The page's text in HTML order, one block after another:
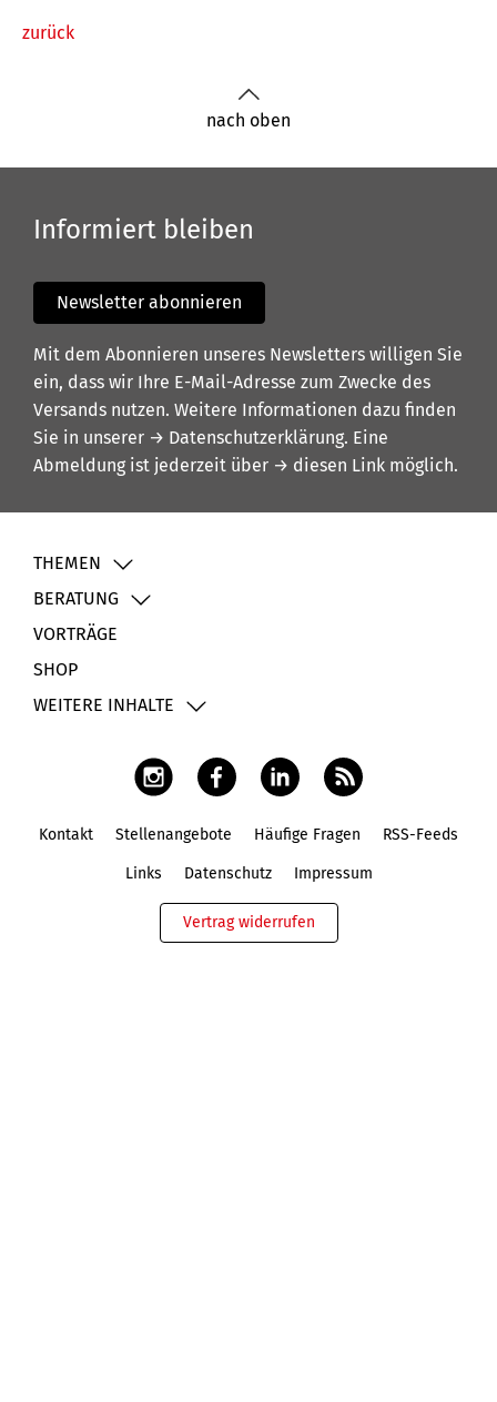
zurück
nach oben
Informiert bleiben
Newsletter abonnieren
Mit dem Abonnieren unseres Newsletters willigen Sie
ein, dass wir Ihre E-Mail-Adresse zum Zwecke des
Versands nutzen. Weitere Informationen dazu finden
Sie in unserer → Datenschutzerklärung. Eine
Abmeldung ist jederzeit über → diesen Link möglich.
THEMEN
BERATUNG
VORTRÄGE
SHOP
WEITERE INHALTE
Kontakt Stellenangebote Häufige Fragen RSS-Feeds
Links Datenschutz Impressum
Vertrag widerrufen